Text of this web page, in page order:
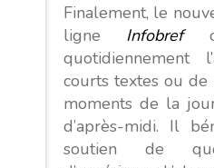
Finalement, le
ligne Infobref
quotidiennement
courts textes ou de
moments de la
d’après-midi. Il
soutien de